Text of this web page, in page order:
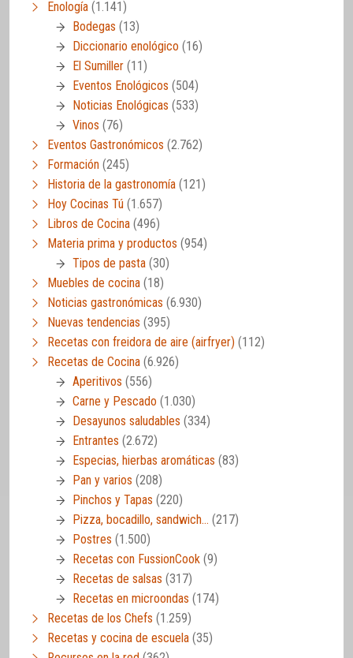
Enología (1.141)
Bodegas (13)
Diccionario enológico (16)
El Sumiller (11)
Eventos Enológicos (504)
Noticias Enológicas (533)
Vinos (76)
Eventos Gastronómicos (2.762)
Formación (245)
Historia de la gastronomía (121)
Hoy Cocinas Tú (1.657)
Libros de Cocina (496)
Materia prima y productos (954)
Tipos de pasta (30)
Muebles de cocina (18)
Noticias gastronómicas (6.930)
Nuevas tendencias (395)
Recetas con freidora de aire (airfryer) (112)
Recetas de Cocina (6.926)
Aperitivos (556)
Carne y Pescado (1.030)
Desayunos saludables (334)
Entrantes (2.672)
Especias, hierbas aromáticas (83)
Pan y varios (208)
Pinchos y Tapas (220)
Pizza, bocadillo, sandwich… (217)
Postres (1.500)
Recetas con FussionCook (9)
Recetas de salsas (317)
Recetas en microondas (174)
Recetas de los Chefs (1.259)
Recetas y cocina de escuela (35)